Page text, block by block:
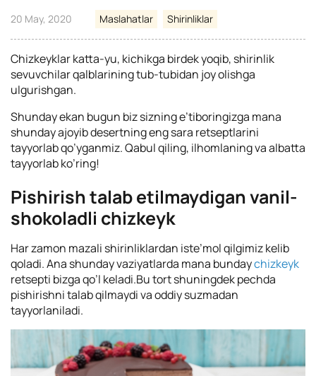
20 May, 2020 Maslahatlar Shirinliklar
Chizkeyklar katta-yu, kichikga birdek yoqib, shirinlik
sevuvchilar qalblarining tub-tubidan joy olishga
ulgurishgan.
Shunday ekan bugun biz sizning e’tiboringizga mana
shunday ajoyib desertning eng sara retseptlarini
tayyorlab qo’yganmiz. Qabul qiling, ilhomlaning va albatta
tayyorlab ko’ring!
Pishirish talab etilmaydigan vanil-
shokoladli chizkeyk
Har zamon mazali shirinliklardan iste’mol qilgimiz kelib
qoladi. Ana shunday vaziyatlarda mana bundaychizkeyk
retsepti bizga qo’l keladi.Bu tort shuningdek pechda
pishirishni talab qilmaydi va oddiy suzmadan
tayyorlaniladi.